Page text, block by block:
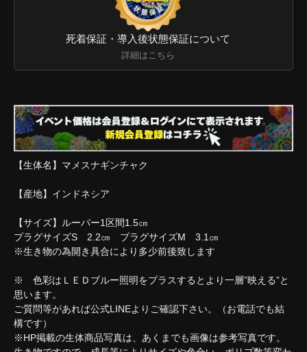
死着保証・導入後状態保証について
詳細はこちら
【生体名】マメスナギンチャク
【産地】インドネシア
【サイズ】ルーバー1区間1.5㎝
プラグサイズS 2.2㎝ プラグサイズM 3.1㎝
※生き物の為開き具合により多少前後致します
※ 色彩はＬＥＤブルー照明をプラスするとより一層”映える”と
思います。
ご質問等があれば公式LINEよりご確認下さい。（お電話でも結
構です）
※HP掲載の生体商品写真は、あくまでも画像は参考写真です。